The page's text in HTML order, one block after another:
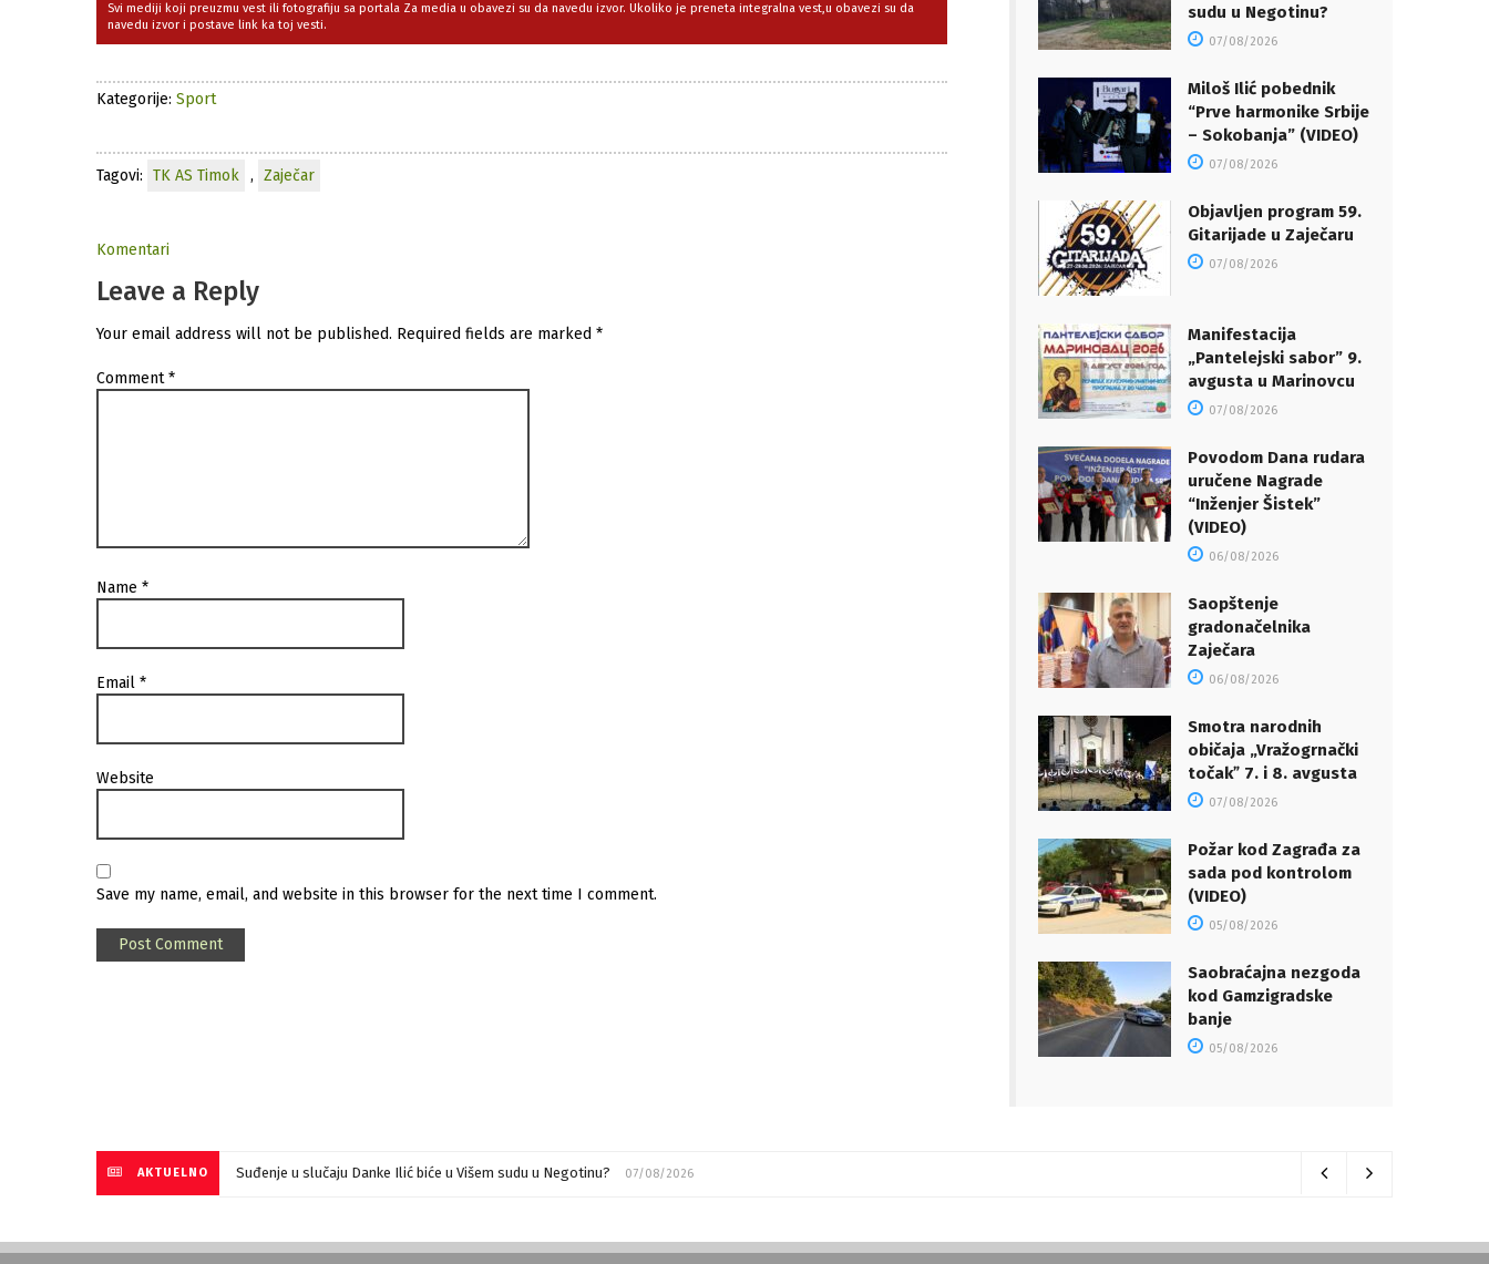
Svi mediji koji preuzmu vest ili fotografiju sa portala Za media u obavezi su da navedu izvor. Ukoliko je preneta integralna vest,u obavezi su da
navedu izvor i postave link ka toj vesti.
Kategorije: Sport
Tagovi: TK AS Timok , Zaječar
Komentari
Leave a Reply
Your email address will not be published. Required fields are marked *
Comment*
Name *
Email *
Website
Save my name, email, and website in this browser for the next time I comment.
sudu u Negotinu?
07/08/2026
Miloš Ilić pobednik
“Prve harmonike Srbije
– Sokobanja” (VIDEO)
07/08/2026
Objavljen program 59.
Gitarijade u Zaječaru
07/08/2026
Manifestacija
„Pantelejski sabor” 9.
avgusta u Marinovcu
07/08/2026
Povodom Dana rudara
uručene Nagrade
“Inženjer Šistek”
(VIDEO)
06/08/2026
Saopštenje
gradonačelnika
Zaječara
06/08/2026
Smotra narodnih
običaja „Vražogrnački
točakˮ 7. i 8. avgusta
07/08/2026
Požar kod Zagrađa za
sada pod kontrolom
(VIDEO)
05/08/2026
Saobraćajna nezgoda
kod Gamzigradske
banje
05/08/2026
AKTUELNO Suđenje u slučaju Danke Ilić biće u Višem sudu u Negotinu? 07/08/2026